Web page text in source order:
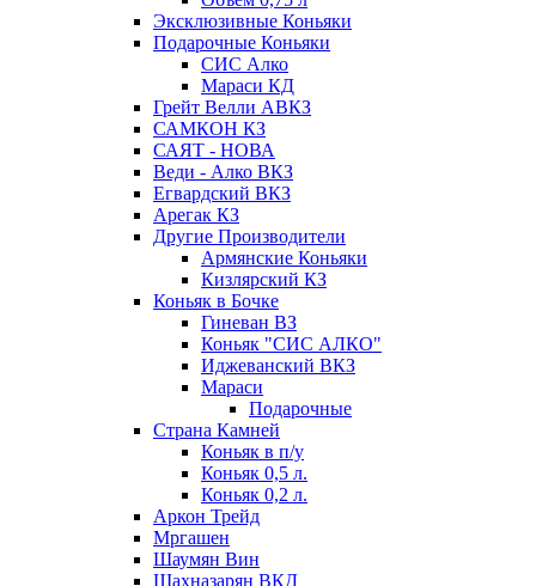
Эксклюзивные Коньяки
Подарочные Коньяки
СИС Алко
Мараси КД
Грейт Велли АВКЗ
САМКОН КЗ
САЯТ - НОВА
Веди - Алко ВКЗ
Егвардский ВКЗ
Арегак КЗ
Другие Производители
Армянские Коньяки
Кизлярский КЗ
Коньяк в Бочке
Гиневан ВЗ
Коньяк "СИС АЛКО"
Иджеванский ВКЗ
Мараси
Подарочные
Страна Камней
Коньяк в п/у
Коньяк 0,5 л.
Коньяк 0,2 л.
Аркон Трейд
Мргашен
Шаумян Вин
Шахназарян ВКД